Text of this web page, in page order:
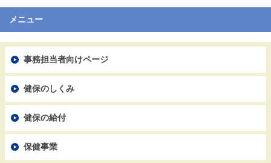
メニュー
事務担当者向けページ
健保のしくみ
健保の給付
保健事業